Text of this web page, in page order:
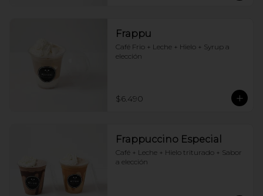
Frappu
Café Frio + Leche + Hielo + Syrup a
elección
$6.490
Frappuccino Especial
Café + Leche + Hielo triturado + Sabor
a elección